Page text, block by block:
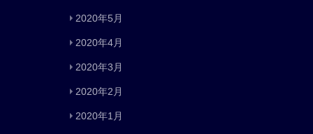
2020年5月
2020年4月
2020年3月
2020年2月
2020年1月